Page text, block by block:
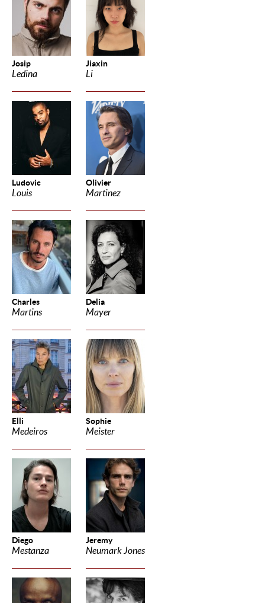
Josip
Ledina
Jiaxin
Li
Ludovic
Louis
Olivier
Martinez
Charles
Martins
Delia
Mayer
Elli
Medeiros
Sophie
Meister
Diego
Mestanza
Jeremy
Neumark Jones